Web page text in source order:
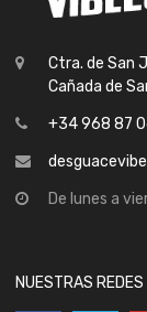
Ctra. de San
Cañada de
+34 968 87
De lunes a
NUESTRAS